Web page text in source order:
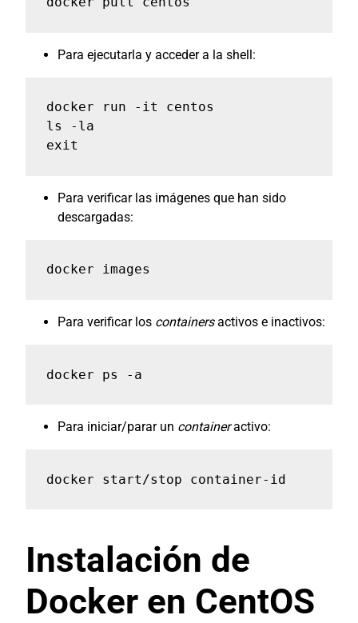
Para ejecutarla y acceder a la shell:
docker run -it centos
ls -la
exit
Para verificar las imágenes que han sido
descargadas:
docker images
Para verificar los containersactivos e inactivos:
docker ps -a
Para iniciar/parar un containeractivo:
docker start/stop container-id
Instalación de
Docker en CentOS